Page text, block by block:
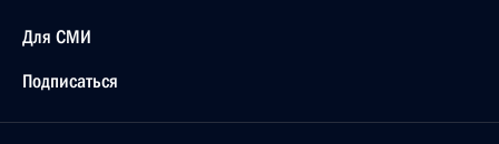
Для СМИ
Подписаться